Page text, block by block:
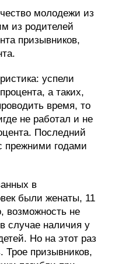
молодежи из
из родителей
призывников,
успели
а таких,
время, то
не работал и не
Последний
прежними годами
в
были женаты, 11
возможность не
случае наличия у
Но на этот раз
Трое призывников,